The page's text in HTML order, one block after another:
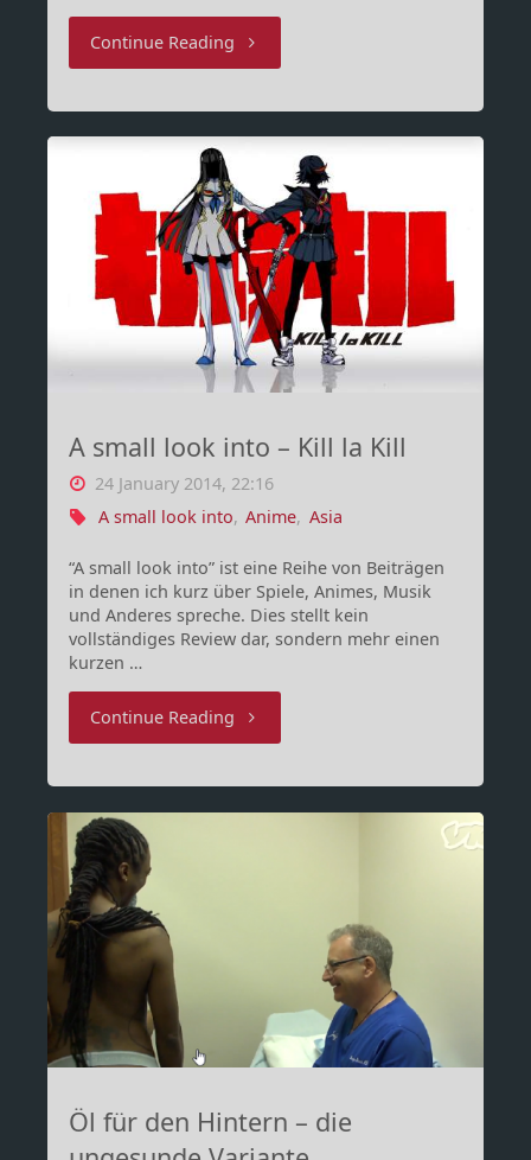
Continue Reading"Focal
–
Datensammler
Europol"
A small look into – Kill la Kill
24 January 2014, 22:16
A small look into, Anime, Asia
“A small look into” ist eine Reihe von Beiträgen
in denen ich kurz über Spiele, Animes, Musik
und Anderes spreche. Dies stellt kein
vollständiges Review dar, sondern mehr einen
kurzen …
Continue Reading"A
look
Kill"
Öl für den Hintern – die